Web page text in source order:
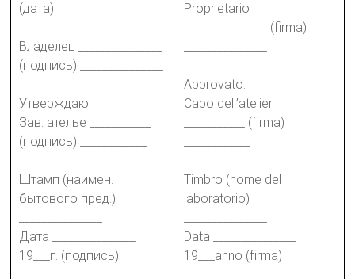
(дата) _______________
Владелец _______________
(подпись) _______________
Утверждаю:
Зав. ателье ___________
(подпись) ____________
Штамп (наимен.
бытового пред.)
Дата _______________
19___г. (подпись)
Proprietario
_______________ (firma)
Approvato:
Capo dell’atelier
___________ (firma)
Timbro (nome del
laboratorio)
Data _______________
19___anno (firma)